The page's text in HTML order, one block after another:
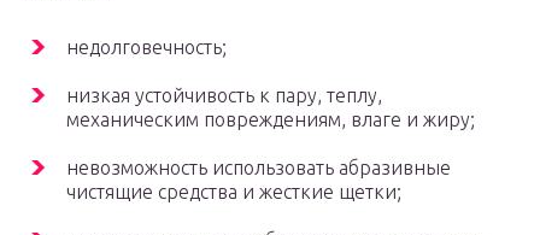
недолговечность;
низкая устойчивость к пару, теплу,
механическим повреждениям, влаге и жиру;
невозможность использовать абразивные
чистящие средства и жесткие щетки;